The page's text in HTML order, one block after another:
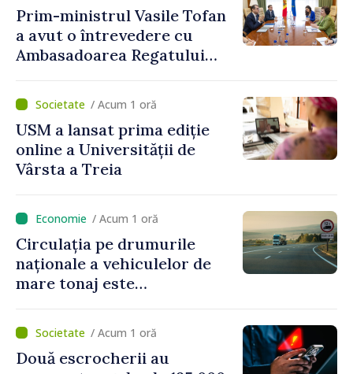
Prim-ministrul Vasile Tofan
a avut o întrevedere cu
Ambasadoarea Regatului
Irlandei de Nord, Fern
Horine
/ Acum 1 oră
USM a lansat prima ediție
online a Universității de
Vârsta a Treia
/ Acum 1 oră
Circulația pe drumurile
naționale a vehiculelor de
mare tonaj este
caniculă
/ Acum 1 oră
Două escrocherii au